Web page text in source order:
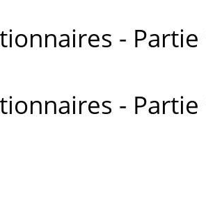
- Partie
- Partie